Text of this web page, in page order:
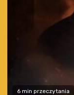
6 min przeczytania